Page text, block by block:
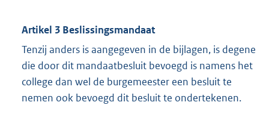
Artikel 3 Beslissingsmandaat
Tenzij anders is aangegeven in de bijlagen, is degene
die door dit mandaatbesluit bevoegd is namens het
college dan wel de burgemeester een besluit te
nemen ook bevoegd dit besluit te ondertekenen.